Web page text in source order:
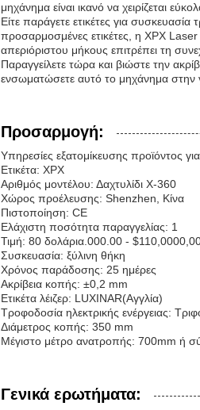
μηχάνημα είναι ικανό να χειρίζεται
Είτε παράγετε ετικέτες για
προσαρμοσμένες ετικέτες, η XPX
απεριόριστου μήκους επιτρέπει τη
Παραγγείλετε τώρα και βιώστε την
ενσωματώσετε αυτό το μηχάνημα στην
Προσαρμογή:
Υπηρεσίες εξατομίκευσης προϊόντος
Ετικέτα: XPX
Αριθμός μοντέλου: Δαχτυλίδι X-360
Χώρος προέλευσης: Shenzhen, Κίνα
Πιστοποίηση: CE
Ελάχιστη ποσότητα παραγγελίας: 1
Τιμή: 80 δολάρια.000.00 -
Συσκευασία: ξύλινη θήκη
Χρόνος παράδοσης: 25 ημέρες
Ακρίβεια κοπής: ±0,2 mm
Ετικέτα λέιζερ: LUXINAR(Αγγλία)
Τροφοδοσία ηλεκτρικής ενέργειας:
Διάμετρος κοπής: 350 mm
Μέγιστο μέτρο ανατροπής: 700mm ή
Γενικά ερωτήματα: